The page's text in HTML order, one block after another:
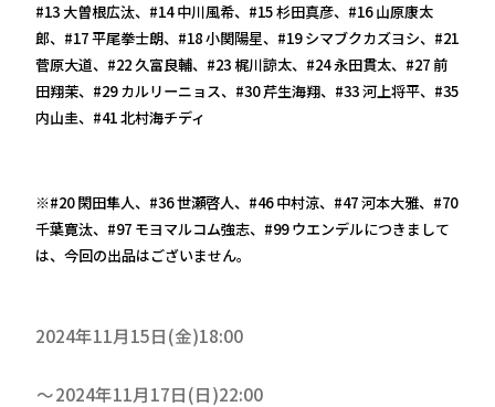
#13 大曽根広汰、#14 中川風希、#15 杉田真彦、#16 山原康太
郎、#17 平尾拳士朗、#18 小関陽星、#19 シマブクカズヨシ、#21
菅原大道、#22 久富良輔、#23 梶川諒太、#24 永田貫太、#27 前
田翔茉、#29 カルリーニョス、#30 芹生海翔、#33 河上将平、#35
内山圭、#41 北村海チディ
※#20 閑田隼人、#36 世瀬啓人、#46 中村涼、#47 河本大雅、#70
千葉寛汰、#97 モヨマルコム強志、#99 ウエンデルにつきまして
は、今回の出品はございません。
2024年11月15日(金)18:00
2024年11月17日(日)22:00